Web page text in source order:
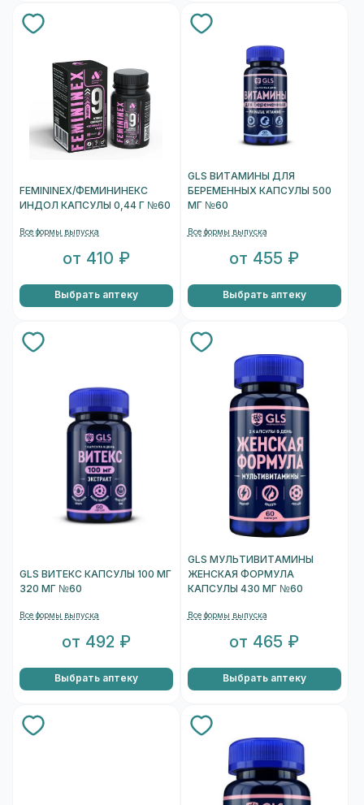
FEMININEX/ФЕМИНИНЕКС
ИНДОЛ КАПСУЛЫ 0,44 Г №60
Все формы выпуска
от 410 ₽
Выбрать аптеку
GLS ВИТАМИНЫ ДЛЯ
БЕРЕМЕННЫХ КАПСУЛЫ 500
МГ №60
Все формы выпуска
от 455 ₽
Выбрать аптеку
GLS ВИТЕКС КАПСУЛЫ 100 МГ
320 МГ №60
Все формы выпуска
от 492 ₽
Выбрать аптеку
GLS МУЛЬТИВИТАМИНЫ
ЖЕНСКАЯ ФОРМУЛА
КАПСУЛЫ 430 МГ №60
Все формы выпуска
от 465 ₽
Выбрать аптеку